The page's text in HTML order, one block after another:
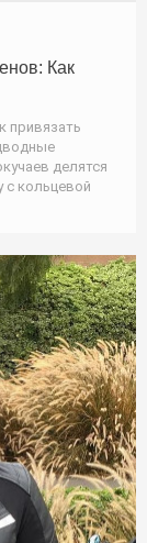
Как
привязать
делятся
с кольцевой